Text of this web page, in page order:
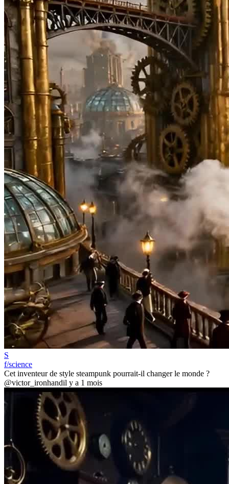
S
f/science
Cet inventeur de style steampunk pourrait-il changer le monde ?
@victor_ironhandil y a 1 mois